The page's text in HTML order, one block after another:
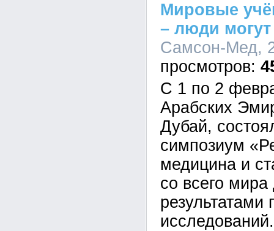
Мировые
– люди
Самсон-Мед,
С 1 по 2
Арабских
Дубай,
симпозиум
медицина и
со всего
результатами
исследований.